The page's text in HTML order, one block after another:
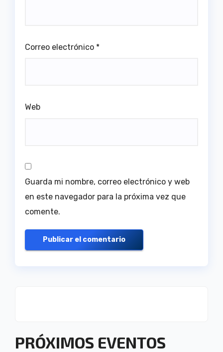
Correo electrónico *
Web
Guarda mi nombre, correo electrónico y web
en este navegador para la próxima vez que
comente.
PRÓXIMOS EVENTOS